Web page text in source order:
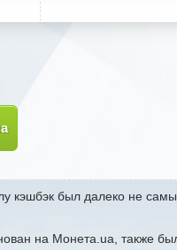
кэшбэк был далеко не
на Монета.ua, также